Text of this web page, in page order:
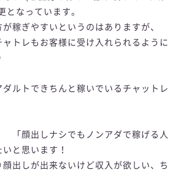
となっています。
稼ぎやすいというのはありますが、
トレもお客様に受け入れられるように
ルトできちんと稼いでいるチャットレ
「顔出しナシでもノンアダで稼げる人
と思います！
出しが出来ないけど収入が欲しい、ち